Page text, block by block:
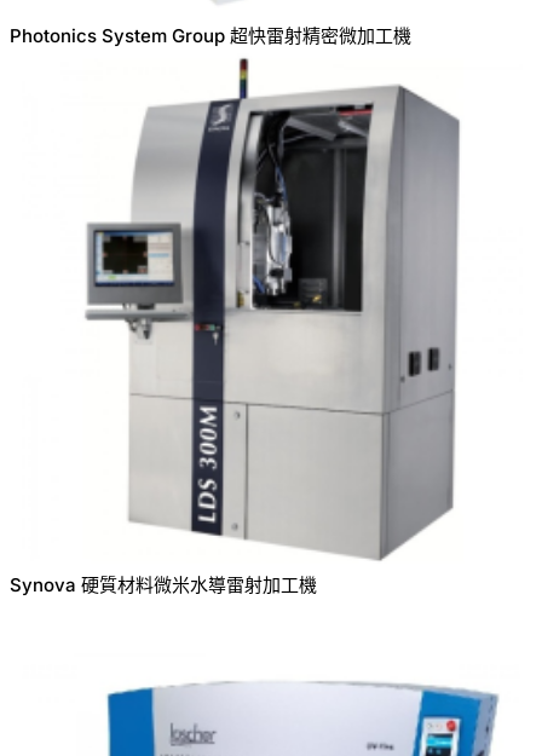
Photonics System Group 超快雷射精密微加工機
Synova 硬質材料微米水導雷射加工機